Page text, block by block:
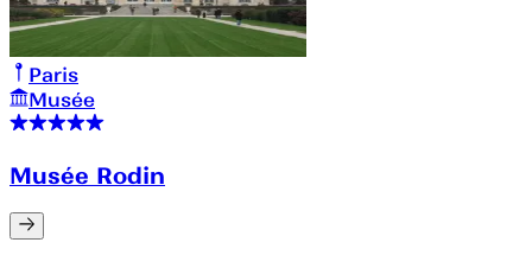
Paris
Musée
Musée Rodin